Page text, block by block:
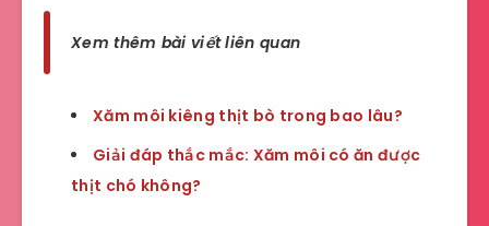
Xem thêm bài viết liên quan
Xăm môi kiêng thịt bò trong bao lâu?
Giải đáp thắc mắc: Xăm môi có ăn được
thịt chó không?